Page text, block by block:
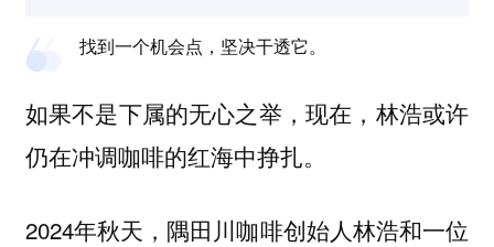
找到一个机会点，坚决干透它。
如果不是下属的无心之举，现在，林浩或许
仍在冲调咖啡的红海中挣扎。
2024年秋天，隅田川咖啡创始人林浩和一位